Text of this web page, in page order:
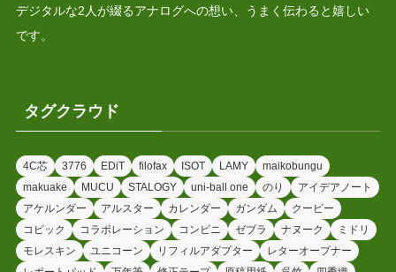
デジタルな2人が綴るアナログへの想い、うまく伝わると嬉しい
です。
タグクラウド
4C芯 3776 EDiT filofax ISOT LAMY
maikobungu
makuake
MUCU STALOGY uni-ball one のり
アイデアノート
アケルンダー
アルスター カレンダー ガンダム
クーピー
コピック
コラボレーション コンビニ ゼブラ ナヌーク
ミドリ
モレスキン
ユニコーン リフィルアダプター
レターオープナー